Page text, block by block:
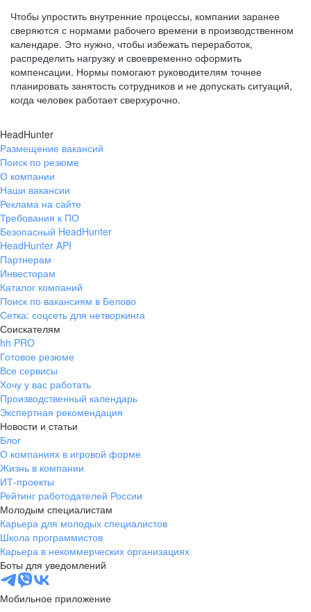
Чтобы упростить внутренние процессы, компании заранее
сверяются с нормами рабочего времени в производственном
календаре. Это нужно, чтобы избежать переработок,
распределить нагрузку и своевременно оформить
компенсации. Нормы помогают руководителям точнее
планировать занятость сотрудников и не допускать ситуаций,
когда человек работает сверхурочно.
HeadHunter
Размещение вакансий
Поиск по резюме
О компании
Наши вакансии
Реклама на сайте
Требования к ПО
Безопасный HeadHunter
HeadHunter API
Партнерам
Инвесторам
Каталог компаний
Поиск по вакансиям в Белово
Сетка: соцсеть для нетворкинга
Соискателям
hh PRO
Готовое резюме
Все сервисы
Хочу у вас работать
Производственный календарь
Экспертная рекомендация
Новости и статьи
Блог
О компаниях в игровой форме
Жизнь в компании
ИТ-проекты
Рейтинг работодателей России
Молодым специалистам
Карьера для молодых специалистов
Школа программистов
Карьера в некоммерческих организациях
Боты для уведомлений
Мобильное приложение